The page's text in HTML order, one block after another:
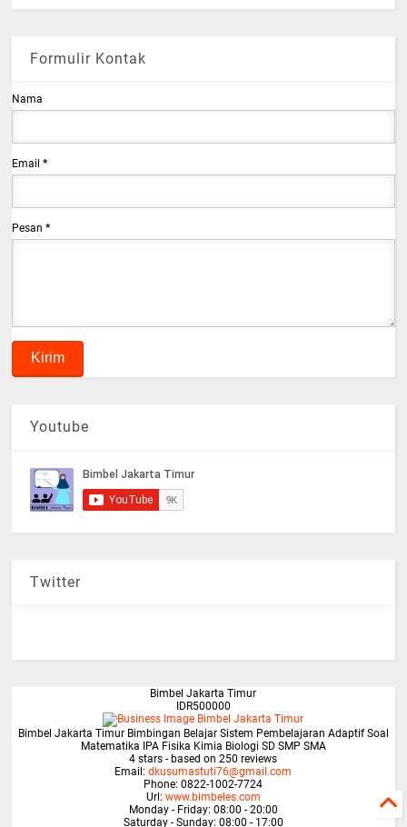
Formulir Kontak
Nama
Email*
Pesan*
Youtube
Twitter
Bimbel Jakarta Timur
IDR500000
Bimbel Jakarta Timur Bimbingan Belajar Sistem Pembelajaran Adaptif Soal
Matematika IPA Fisika Kimia Biologi SD SMP SMA
4 stars - based on250 reviews
Email:dkusumastuti76@gmail.com
Phone:0822-1002-7724
Url: www.bimbeles.com
Monday - Friday: 08:00 - 20:00
Saturday - Sunday: 08:00 - 17:00